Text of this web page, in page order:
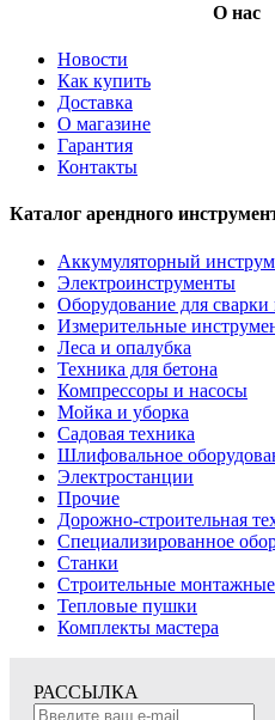
О нас
Новости
Как купить
Доставка
О магазине
Гарантия
Контакты
Каталог арендного
Аккумуляторный
Электроинструменты
Оборудование для
Измерительные
Леса и опалубка
Техника для бетона
Компрессоры и насосы
Мойка и уборка
Садовая техника
Шлифовальное
Электростанции
Прочие
Дорожно-строительная
Специализированное
Станки
Строительные
Тепловые пушки
Комплекты мастера
РАССЫЛКА